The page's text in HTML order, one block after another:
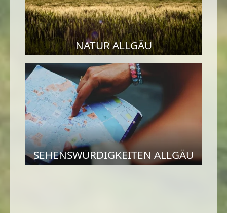
NATUR ALLGÄU
SEHENSWÜRDIGKEITEN ALLGÄU